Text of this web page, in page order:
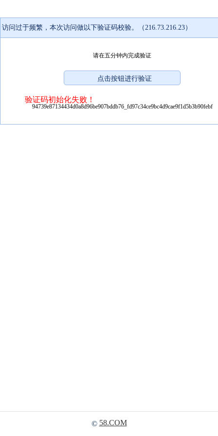
访问过于频繁，本次访问做以下验证码校验。（216.73.216.23）
请在五分钟内完成验证
验证码初始化失败！
94739e87134434d0a8d96be907bddb76_fd97c34ce9bc4d9cae9f1d5b3b90febf
© 58.COM